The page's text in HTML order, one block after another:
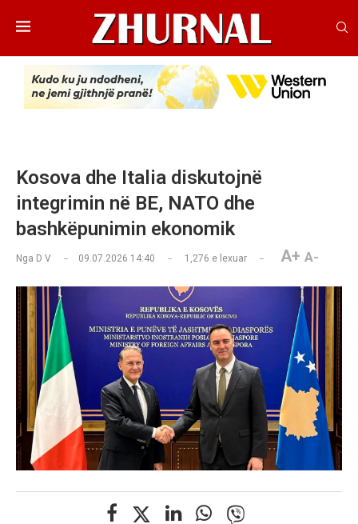
Kosova dhe Italia diskutojnë
integrimin në BE, NATO dhe
bashkëpunimin ekonomik
Nga D V 09.07.2026 14:40 1,276 e lexuar A+ A-